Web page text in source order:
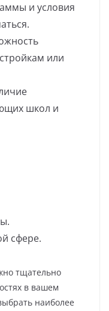
и условия
или
школ и
сфере.
тщательно
в вашем
наиболее